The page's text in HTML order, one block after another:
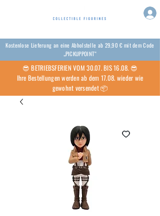
Kostenlose Lieferung an eine Abholstelle ab 29,90 € mit dem Code
„PICKUPPOINT“
😎 BETRIEBSFERIEN VOM 30.07. BIS 16.08. 😎
Ihre Bestellungen werden ab dem 17.08. wieder wie
gewohnt versendet 📦